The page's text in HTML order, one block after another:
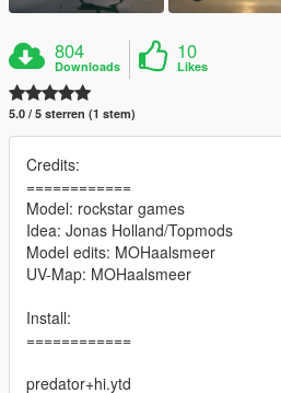
804
Downloads
10
Likes
5.0 / 5 sterren (1 stem)
Credits:
============
Model: rockstar games
Idea: Jonas Holland/Topmods
Model edits: MOHaalsmeer
UV-Map: MOHaalsmeer
Install:
============
predator+hi.ytd